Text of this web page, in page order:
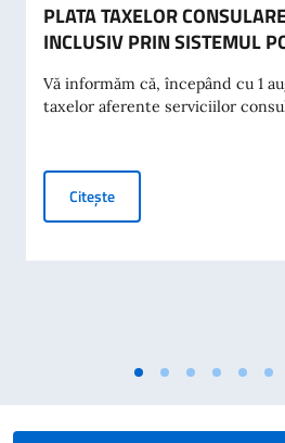
PLATA TAXELOR
INCLUSIV PRIN SISTEMUL
Vă informăm că, începând cu 1
taxelor aferente serviciilor
CiteștePLATA TAXELOR